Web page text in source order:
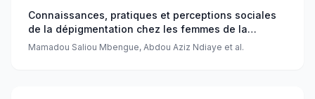
Connaissances, pratiques et perceptions sociales
de la dépigmentation chez les femmes de la
commune de Bambey 1 au Sénégal
Mamadou Saliou Mbengue, Abdou Aziz Ndiaye et al.